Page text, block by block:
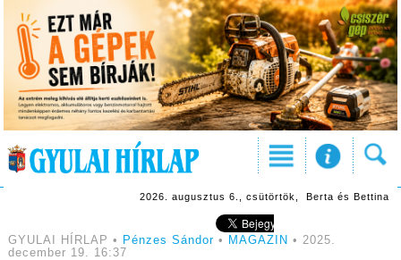
2026. augusztus 6., csütörtök, Berta és Bettina
GYULAI HÍRLAP • Pénzes Sándor• MAGAZIN • 2025.
december 19. 16:37